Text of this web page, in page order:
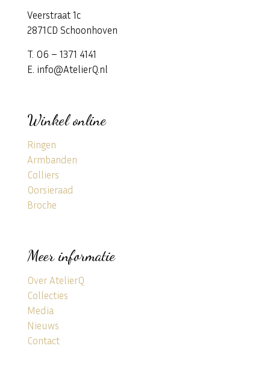
Veerstraat 1c
2871CD Schoonhoven
T. 06 – 1371 4141
E. info@AtelierQ.nl
Winkel online
Ringen
Armbanden
Colliers
Oorsieraad
Broche
Meer informatie
Over AtelierQ
Collecties
Media
Nieuws
Contact